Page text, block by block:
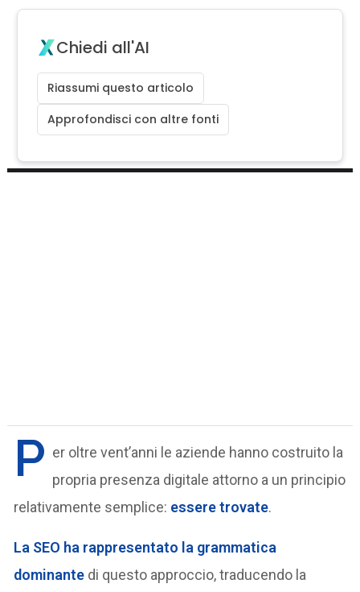
Chiedi all'AI
Riassumi questo articolo
Approfondisci con altre fonti
P er oltre vent’anni le aziende hanno costruito la
propria presenza digitale attorno a un principio
relativamente semplice: essere trovate.
La SEO ha rappresentato la grammatica
dominante di questo approccio, traducendo la